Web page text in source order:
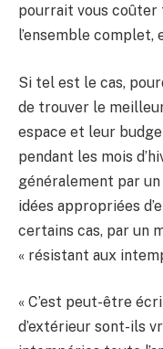
pourrait vous coûter
l’ensemble complet,
Si tel est le cas,
de trouver le
espace et leur
pendant les mois
généralement par
idées appropriées
certains cas, par un
« résistant aux
« C’est peut-être
d’extérieur sont-ils